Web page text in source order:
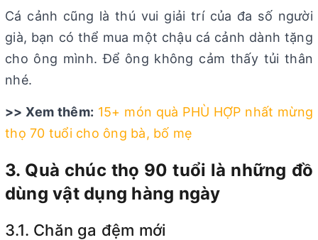
Cá cảnh cũng là thú vui giải trí của đa số người
già, bạn có thể mua một chậu cá cảnh dành tặng
cho ông mình. Để ông không cảm thấy tủi thân
nhé.
>> Xem thêm: 15+ món quà PHÙ HỢP nhất mừng
thọ 70 tuổi cho ông bà, bố mẹ
3. Quà chúc thọ 90 tuổi là những đồ
dùng vật dụng hàng ngày
3.1. Chăn ga đệm mới